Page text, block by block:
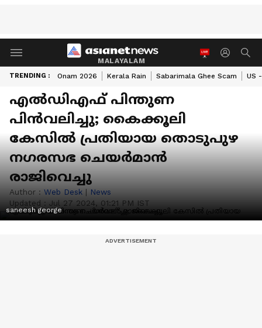
MALAYALAM
TRENDING : Onam 2026 Kerala Rain Sabarimala Ghee Scam US
എൽഡിഎഫ് പിന്തുണ
പിൻവലിച്ചു; കൈക്കൂലി
കേസിൽ പ്രതിയായ തൊടുപുഴ
നഗരസഭ ചെയർമാൻ
രാജിവെച്ചു
Author : Web Desk | News
Updated : Jul 27 2024, 01:21 PM IST
saneesh george